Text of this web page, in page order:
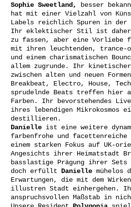
Sophie Sweetland, besser
hat mit einer Vielzahl von
Labels reichlich Spuren in der
Ihr eklektischer Stil ist daher
zu fassen, aber eine Vorliebe
mit ihren leuchtenden, trance-
und einem charismatischen
allem zugrunde. Ihr kinetischer
zwischen alten und neuen
Breakbeat, Electro, House,
sprudelnde Beats treffen hier
Farben. Ihr bevorstehendes
ihres lebendigen Mikrokosmos
destillieren.
Danielle ist eine weitere
farbenfrohe und
einem starken Fokus auf UK-
Angesichts ihrer Heimatstadt
basslastige Prägung ihrer Sets
doch erfüllt Danielle mühelos
Erwartungen, die mit dem
illustren Stadt einhergehen.
anspruchsvollen Maßstab in